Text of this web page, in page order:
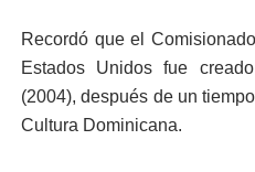
Recordó que el
Estados Unidos fue
(2004), después de un
Cultura Dominicana.